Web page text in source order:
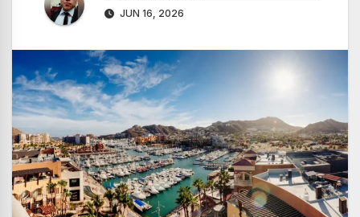
JUN 16, 2026